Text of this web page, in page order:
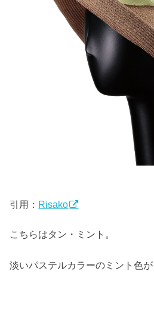
引用： Risako
こちらはタン・ミント。
淡いパステルカラーのミント色